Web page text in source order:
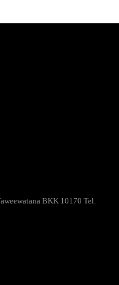
BKK 10170 Tel.